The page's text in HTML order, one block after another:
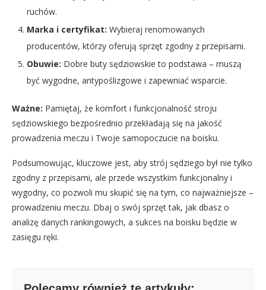
ruchów.
Marka i certyfikat: Wybieraj renomowanych
producentów, którzy oferują sprzęt zgodny z przepisami.
Obuwie: Dobre buty sędziowskie to podstawa – muszą
być wygodne, antypoślizgowe i zapewniać wsparcie.
Ważne: Pamiętaj, że komfort i funkcjonalność stroju
sędziowskiego bezpośrednio przekładają się na jakość
prowadzenia meczu i Twoje samopoczucie na boisku.
Podsumowując, kluczowe jest, aby strój sędziego był nie tylko
zgodny z przepisami, ale przede wszystkim funkcjonalny i
wygodny, co pozwoli mu skupić się na tym, co najważniejsze –
prowadzeniu meczu. Dbaj o swój sprzęt tak, jak dbasz o
analizę danych rankingowych, a sukces na boisku będzie w
zasięgu ręki.